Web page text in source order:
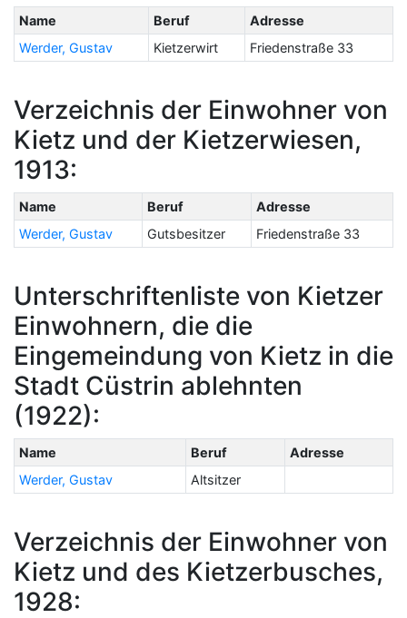
Name Beruf
Adresse
Werder, Gustav
Kietzerwirt Friedenstraße 33
Verzeichnis der Einwohner von
Kietz und der Kietzerwiesen,
1913:
Name Beruf
Adresse
Werder, Gustav
Gutsbesitzer Friedenstraße 33
Unterschriftenliste von Kietzer
Einwohnern, die die
Eingemeindung von Kietz in die
Stadt Cüstrin ablehnten
(1922):
Name Beruf
Adresse
Werder, Gustav
Altsitzer
Verzeichnis der Einwohner von
Kietz und des Kietzerbusches,
1928: